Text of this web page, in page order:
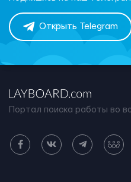
Открыть Telegram
Портал поиска работы во